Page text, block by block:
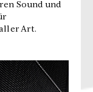
Sound und
Art.